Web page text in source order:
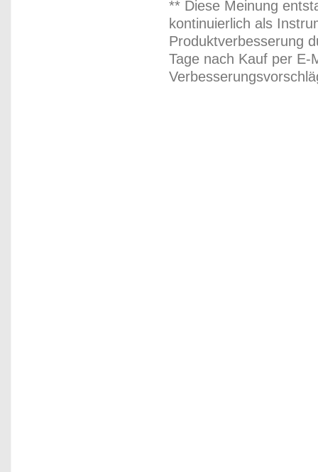
** Diese Meinung
kontinuierlich als
Produktverbesserung
Tage nach Kauf per E-